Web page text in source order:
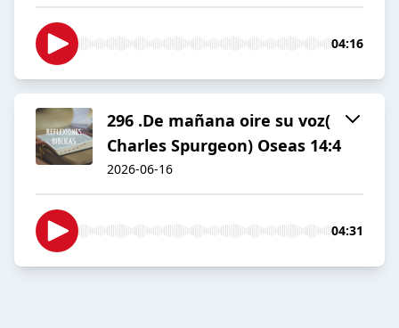
04:16
296 .De mañana oire su voz(
Charles Spurgeon) Oseas 14:4
2026-06-16
04:31